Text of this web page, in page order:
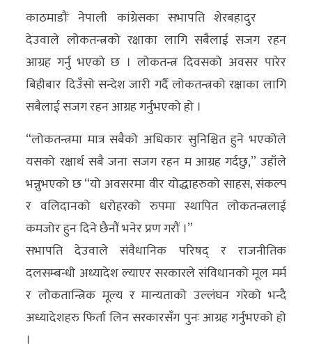
विज्ञान
प्रविधि
अन्तरर्वार्ता
विचार/
ब्लग
खेलकुद
रोचक
अन्य
खबर
विशेष
राशिफल
काठमाडौंः नेपाली कांग्रेसका सभापति शेरबहादुर
देउवाले लोकतन्त्रको रक्षाका लागि सबैलाई सजग रहन
आग्रह गर्नु भएको छ । लोकतन्त्र दिवसको अवसर पारेर
बिहीबार दिउँसो सन्देश जारी गर्दै लोकतन्त्रको रक्षाका लागि
सबैलाई सजग रहन आग्रह गर्नुभएको हो ।
“लोकतन्त्रमा मात्र सबैको अधिकार सुनिश्चित हुने भएकोले
यसको रक्षार्थ सबै जना सजग रहन म आग्रह गर्दछु,” उहाँले
भन्नुभएको छ “यो अवसरमा वीर योद्धाहरुको साहस, संकल्प
र वलिदानको धरोहरको रुपमा स्थापित लोकतन्त्रलाई
कमजोर हुन दिने छैनौं भनेर प्रण गरौं ।”
सभापति देउवाले संवैधानिक परिषद् र राजनीतिक
दलसम्बन्धी अध्यादेश ल्याएर सरकारले संविधानको मूल मर्म
र लोकतान्त्रिक मूल्य र मान्यताको उल्लंघन गरेको भन्दै
अध्यादेशहरु फिर्ता लिन सरकारसँग पुनः आग्रह गर्नुभएको हो
।